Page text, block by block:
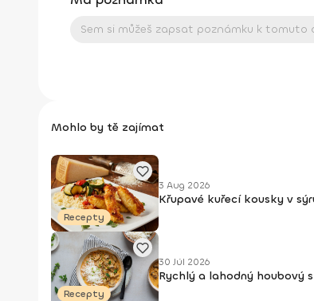
Mohlo by tě zajímat
Recepty
3 Aug 2026
Křupavé kuřecí kousky v
Recepty
30 Júl 2026
Rychlý a lahodný houbový